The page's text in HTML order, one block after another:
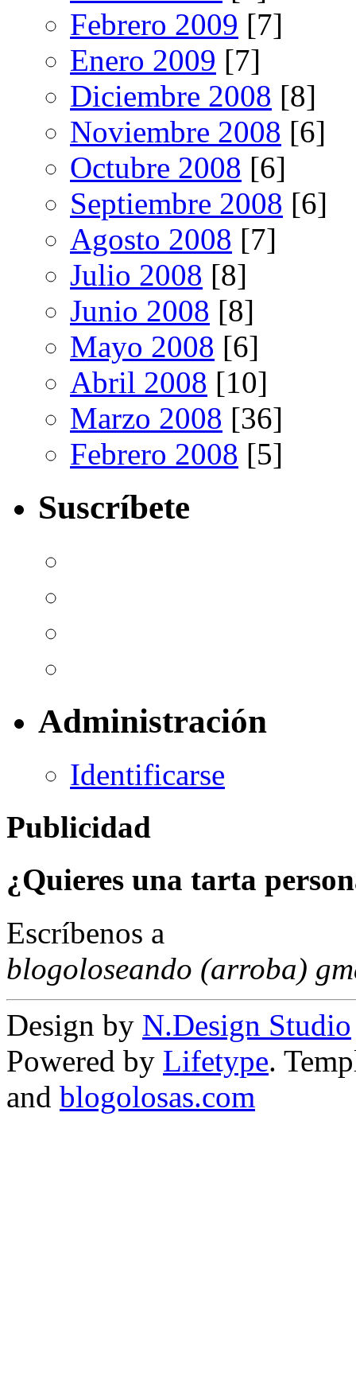
Febrero 2009 [7]
Enero 2009 [7]
Diciembre 2008 [8]
Noviembre 2008 [6]
Octubre 2008 [6]
Septiembre 2008 [6]
Agosto 2008 [7]
Julio 2008 [8]
Junio 2008 [8]
Mayo 2008 [6]
Abril 2008 [10]
Marzo 2008 [36]
Febrero 2008 [5]
Suscríbete
Administración
Identificarse
Publicidad
¿Quieres una tarta
Escríbenos a
blogoloseando (arroba)
Design by N.Design Studio
Powered by Lifetype.
and blogolosas.com